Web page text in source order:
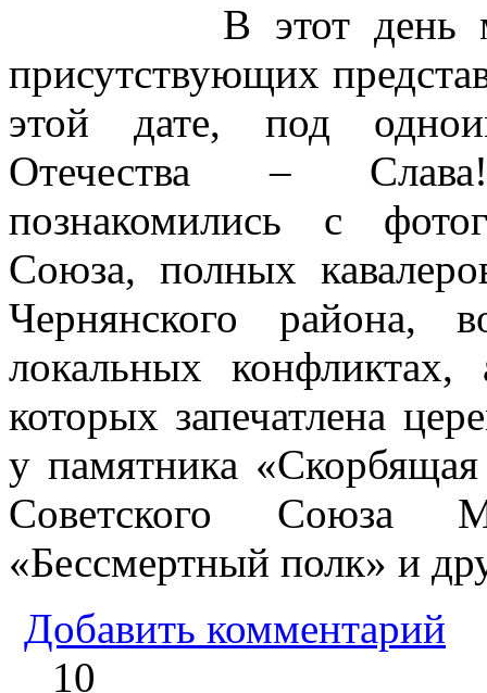
В этот день
присутствующих
этой дате, под
Отечества –
познакомились с
Союза, полных
Чернянского района,
локальных
которых запечатлена
у памятника
Советского Союза
«Бессмертный полк» и
Добавить комментарий
10